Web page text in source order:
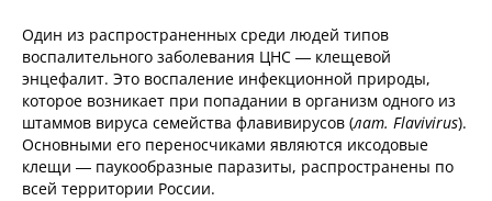
Один из распространенных среди людей типов
воспалительного заболевания ЦНС — клещевой
энцефалит. Это воспаление инфекционной природы,
которое возникает при попадании в организм одного из
штаммов вируса семейства флавивирусов (лат. Flavivirus).
Основными его переносчиками являются иксодовые
клещи — паукообразные паразиты, распространены по
всей территории России.